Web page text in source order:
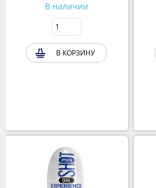
В наличии
В КОРЗИНУ